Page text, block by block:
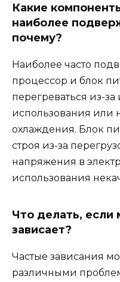
Какие
наиболее
почему?
Наиболее часто
процессор и блок
перегреваться из-
использования или
охлаждения. Блок
строя из-за
напряжения в
использования
Что делать, если
зависает?
Частые зависания
различными